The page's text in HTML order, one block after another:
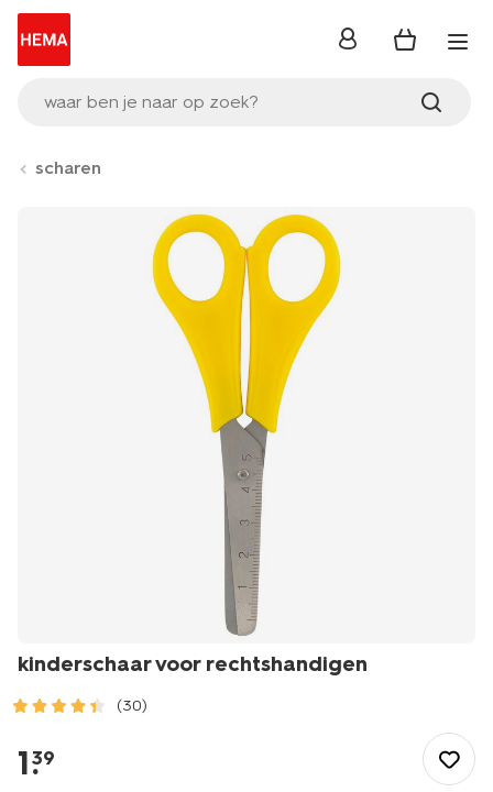
waar ben je naar op zoek?
inloggen
scharen
kinderschaar voor rechtshandigen
(30)
hobby/knutselen/scharen/kinderschaar-
voor-
1.
39